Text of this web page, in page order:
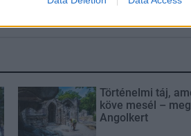
Történelmi táj,
köve mesél –
Angolkert